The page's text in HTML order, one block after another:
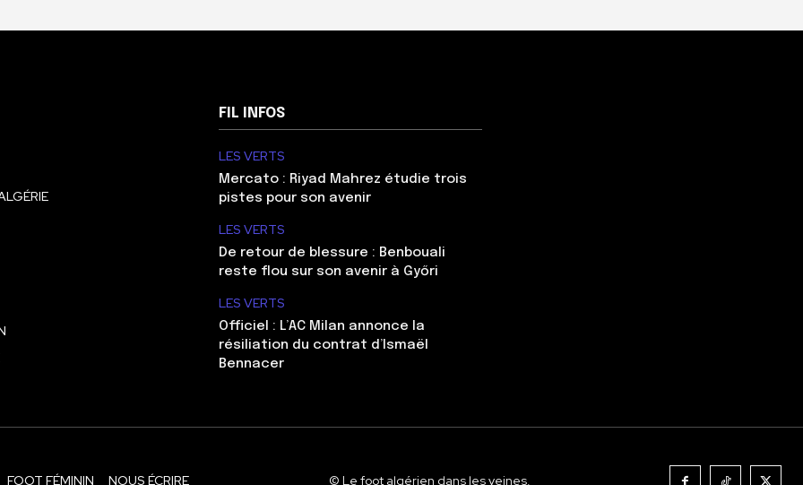
FIL INFOS
LES VERTS
Mercato : Riyad Mahrez étudie trois
pistes pour son avenir
LES VERTS
De retour de blessure : Benbouali
reste flou sur son avenir à Győri
LES VERTS
Officiel : L’AC Milan annonce la
résiliation du contrat d’Ismaël
Bennacer
FOOT FÉMININ NOUS ÉCRIRE © Le foot algérien dans les veines.